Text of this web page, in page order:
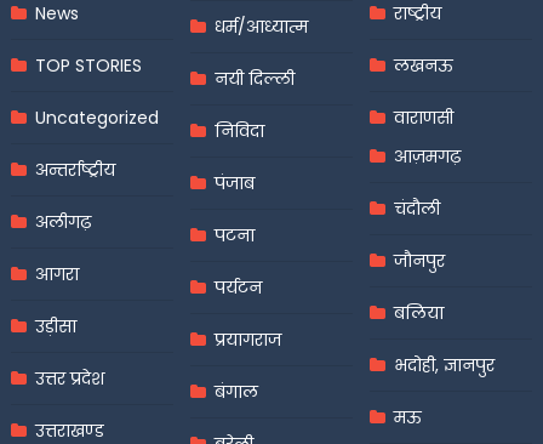
News
TOP STORIES
Uncategorized
अन्तर्राष्ट्रीय
अलीगढ़
आगरा
उड़ीसा
उत्तर प्रदेश
उत्तराखण्ड
धर्म/आध्यात्म
नयी दिल्ली
निविदा
पंजाब
पटना
पर्यटन
प्रयागराज
बंगाल
राष्ट्रीय
लखनऊ
वाराणसी
आज़मगढ़
चंदौली
जौनपुर
बलिया
भदोही, ज्ञानपुर
मऊ